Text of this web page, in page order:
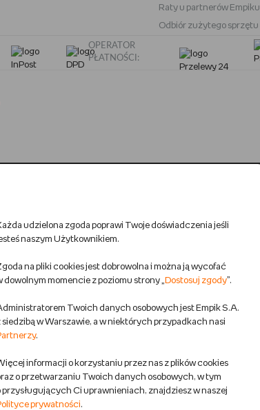
Raty u partnerów Empiku
Odbiór zużytego sprzętu
OPERATOR
PŁATNOŚCI:
udzielona zgoda poprawi Twoje doświadczenia jeśli
naszym Użytkownikiem.
na pliki cookies jest dobrowolna i można ją wycofać
dowolnym momencie z poziomu strony „ Dostosuj zgody”.
Twoich danych osobowych jest Empik S.A.
siedzibą w Warszawie, a w niektórych przypadkach nasi
.
informacji o korzystaniu przez nas z plików cookies
o przetwarzaniu Twoich danych osobowych, w tym
przysługujących Ci uprawnieniach, znajdziesz w naszej
prywatności.